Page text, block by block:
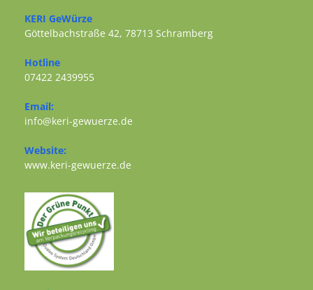
KERI GeWürze
Göttelbachstraße 42, 78713 Schramberg
Hotline
07422 2439955
Email:
info@keri-gewuerze.de
Website:
www.keri-gewuerze.de